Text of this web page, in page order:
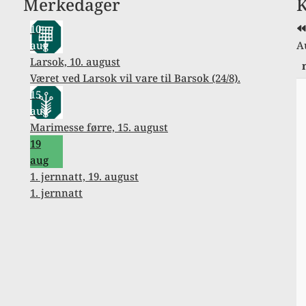
10
aug
Larsok, 10. august
Været ved Larsok vil vare til Barsok (24/8).
15
aug
Marimesse førre, 15. august
19
aug
1. jernnatt, 19. august
1. jernnatt